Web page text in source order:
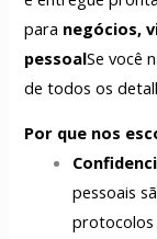
para negócios,
pessoalSe você
de todos os
Por que nos
pessoais
protocolos